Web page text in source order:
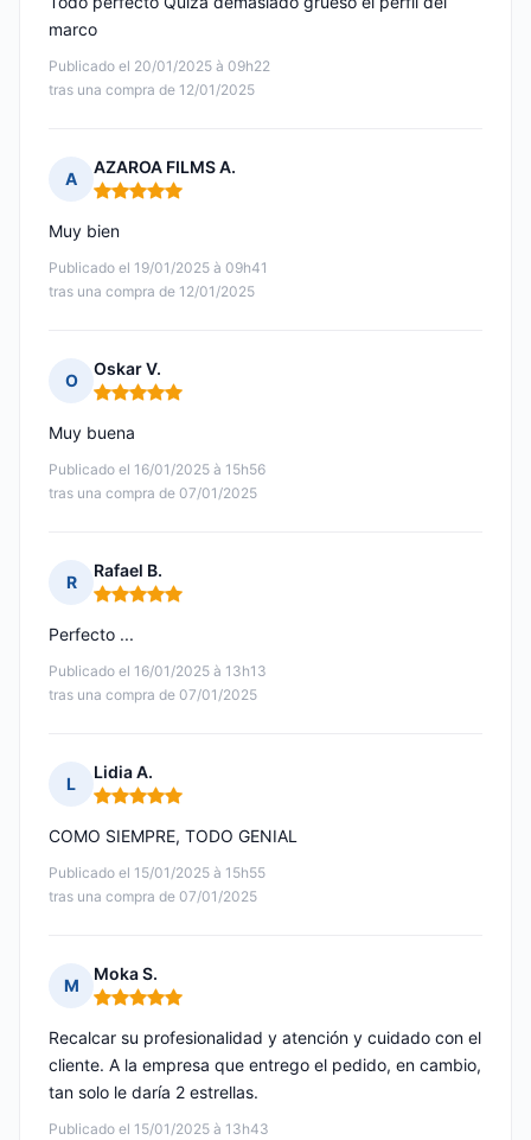
Publicado el 20/01/2025 à 09h22
tras una compra de 12/01/2025
marco
A
AZAROA FILMS A.
Nota: 5 de 5
Publicado el 19/01/2025 à 09h41
tras una compra de 12/01/2025
Muy bien
O
Oskar V.
Nota: 5 de 5
Publicado el 16/01/2025 à 15h56
tras una compra de 07/01/2025
Muy buena
R
Rafael B.
Nota: 5 de 5
Publicado el 16/01/2025 à 13h13
tras una compra de 07/01/2025
Perfecto ...
L
Lidia A.
Nota: 5 de 5
Publicado el 15/01/2025 à 15h55
tras una compra de 07/01/2025
COMO SIEMPRE, TODO GENIAL
M
Moka S.
Nota: 5 de 5
Publicado el 15/01/2025 à 13h43
Recalcar su profesionalidad y atención y cuidado con el
cliente. A la empresa que entrego el pedido, en cambio,
tan solo le daría 2 estrellas.